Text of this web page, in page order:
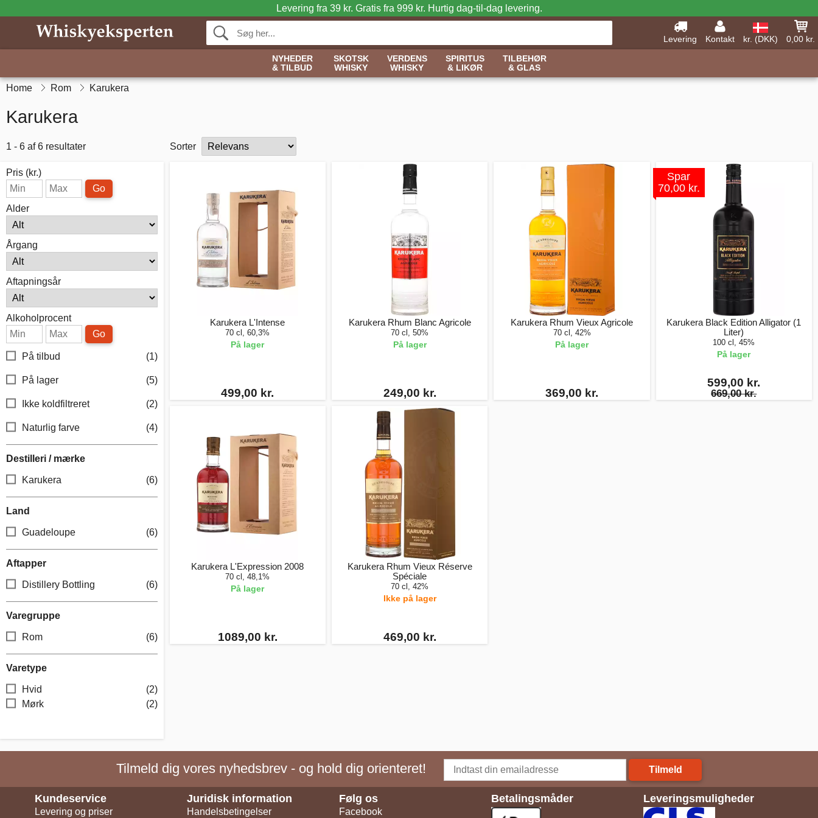
Levering fra 39 kr. Gratis fra 999 kr. Hurtig dag-til-dag levering.
Levering Kontakt kr. (DKK)
0,00 kr.
NYHEDER
& TILBUD
SKOTSK
WHISKY
VERDENS
WHISKY
SPIRITUS
& LIKØR
TILBEHØR
& GLAS
Home Rom Karukera
Karukera
1 - 6 af 6 resultater Sorter
Pris (kr.)
Go
Alder
Årgang
Aftapningsår
Alkoholprocent
Go
På tilbud (1)
På lager (5)
Ikke koldfiltreret (2)
Naturlig farve (4)
Destilleri / mærke
Karukera (6)
Land
Guadeloupe (6)
Aftapper
Distillery Bottling (6)
Varegruppe
Rom (6)
Varetype
Hvid
(2)
Mørk
(2)
Karukera L'Intense
70 cl, 60,3%
På lager
499,00 kr.
Karukera Rhum Blanc Agricole
70 cl, 50%
På lager
249,00 kr.
Karukera Rhum Vieux Agricole
70 cl, 42%
På lager
369,00 kr.
Spar
70,00 kr.
Karukera Black Edition Alligator (1
Liter)
100 cl, 45%
På lager
599,00 kr.
669,00 kr.
Karukera L'Expression 2008
70 cl, 48,1%
På lager
1089,00 kr.
Karukera Rhum Vieux Réserve
Spéciale
70 cl, 42%
Ikke på lager
469,00 kr.
Tilmeld dig vores nyhedsbrev - og hold dig orienteret! Tilmeld
Kundeservice
Levering og priser
Juridisk information
Handelsbetingelser
Følg os
Facebook
Betalingsmåder Leveringsmuligheder